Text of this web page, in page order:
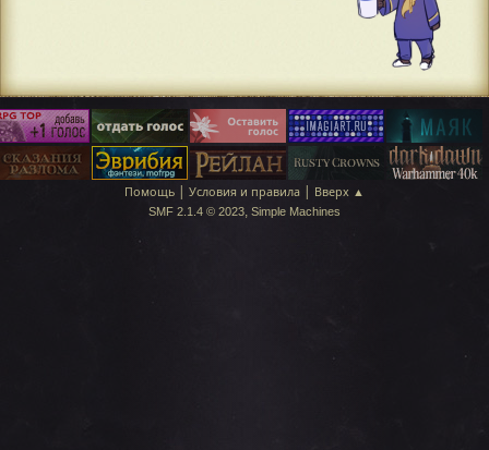
Помощь | Условия и правила | Вверх ▲
SMF 2.1.4 © 2023, Simple Machines